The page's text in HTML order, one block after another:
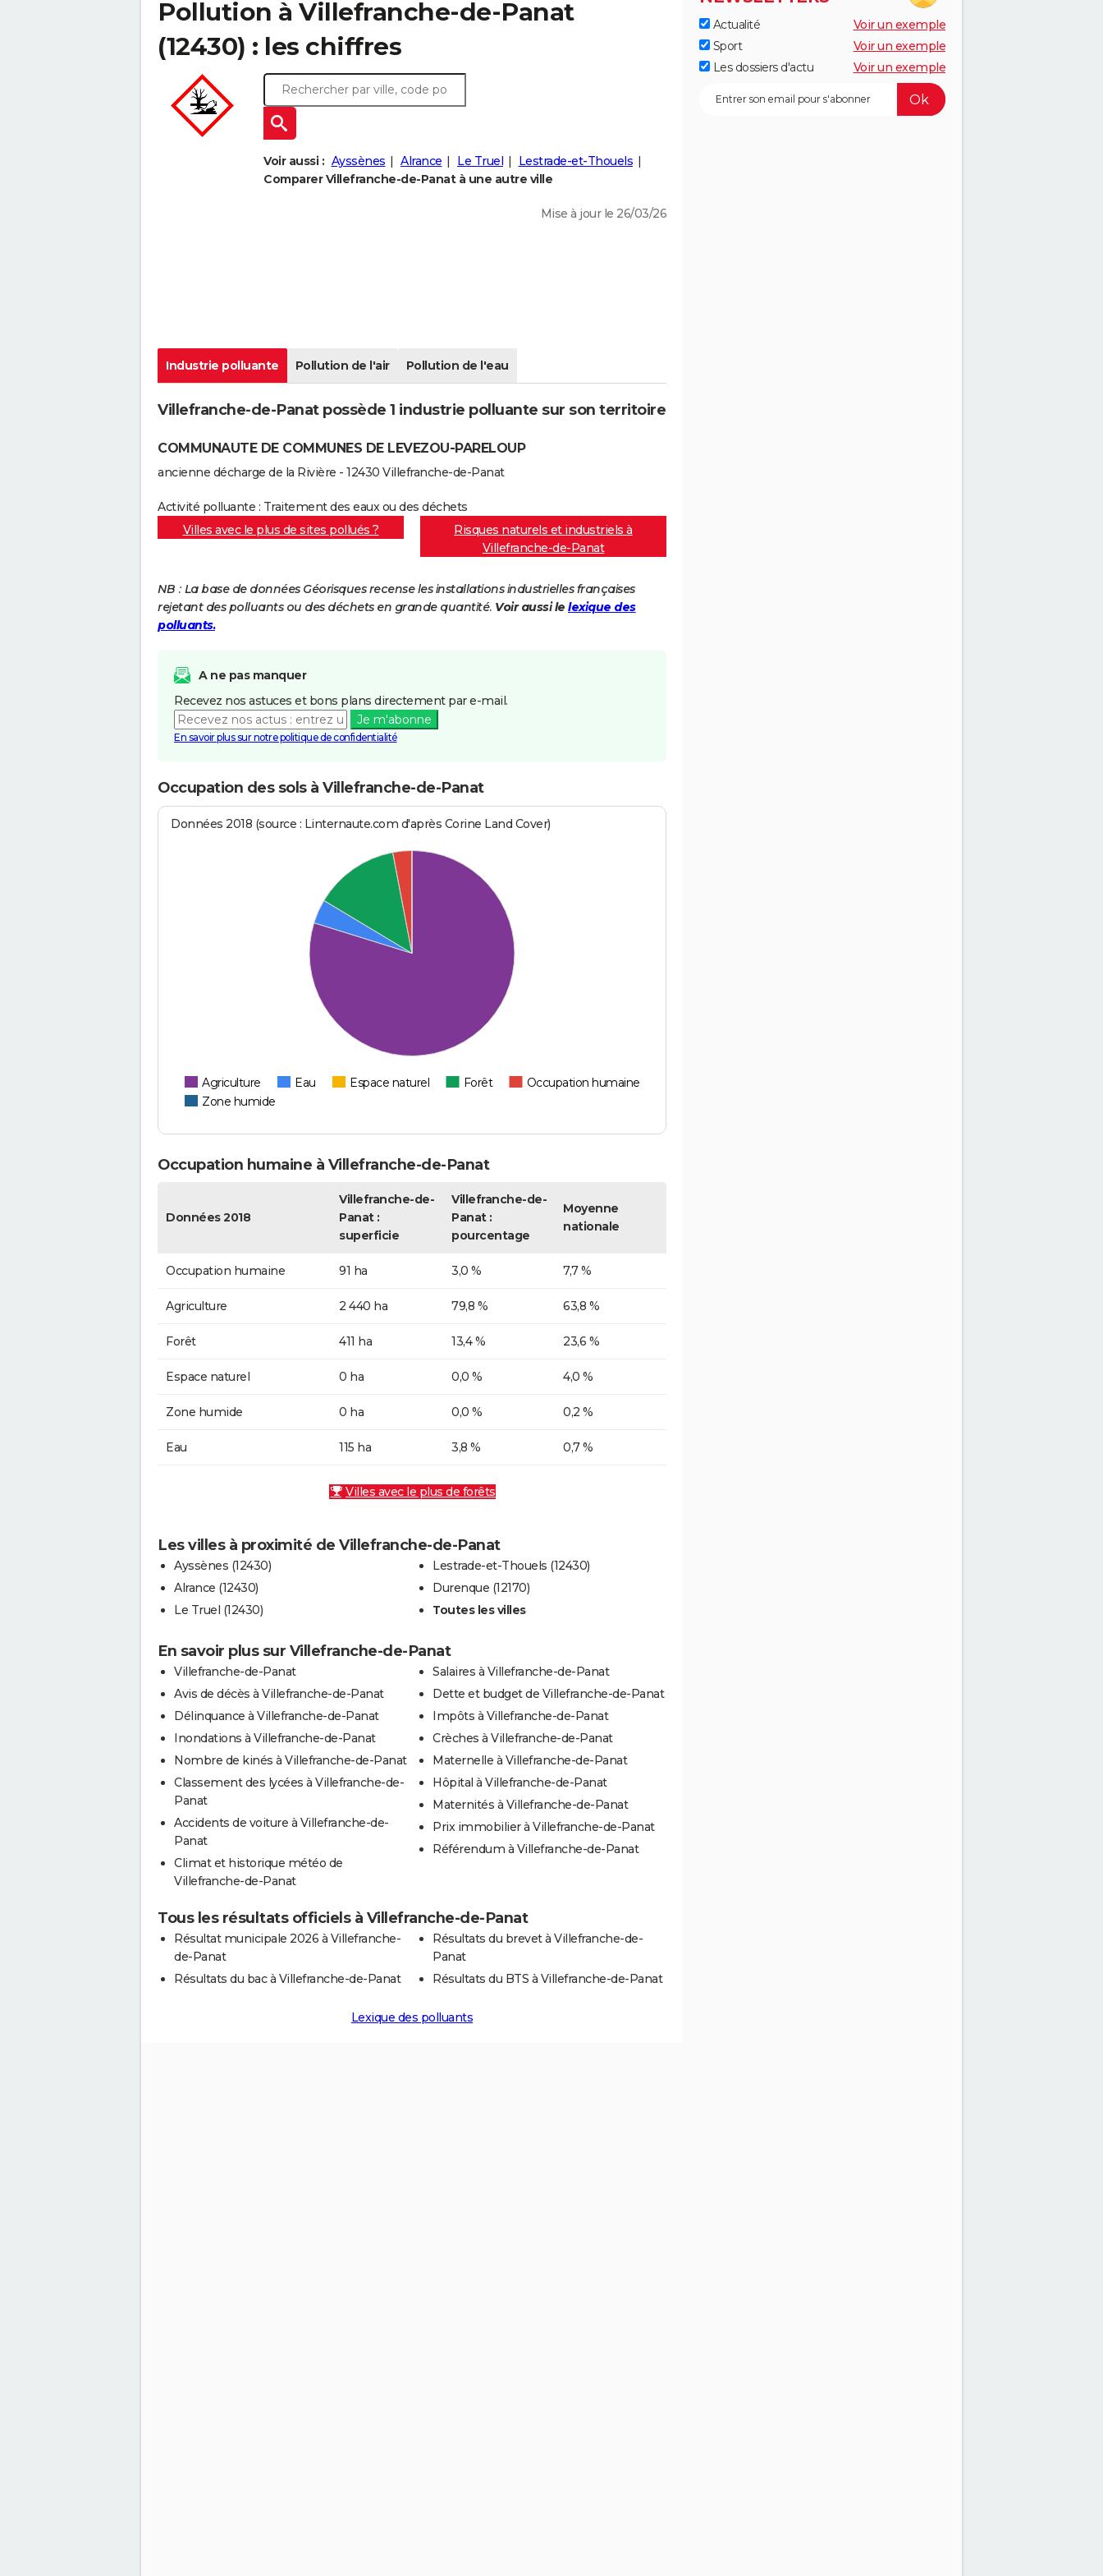
Pollution à Villefranche-de-Panat
(12430) : les chiffres
Voir aussi : Ayssènes Alrance Le Truel
Lestrade-et-Thouels
Comparer Villefranche-de-Panat à une autre ville
Mise à jour le 26/03/26
Industrie polluante Pollution de l'air Pollution de l'eau
Villefranche-de-Panat possède 1 industrie polluante sur son territoire
COMMUNAUTE DE COMMUNES DE LEVEZOU-PARELOUP
ancienne décharge de la Rivière - 12430 Villefranche-de-Panat
Activité polluante : Traitement des eaux ou des déchets
Villes avec le plus de sites pollués ?
Risques naturels et industriels à
Villefranche-de-Panat
NB : La base de données Géorisques recense les installations industrielles françaises
rejetant des polluants ou des déchets en grande quantité. Voir aussi le lexique des
polluants.
A ne pas manquer
Recevez nos astuces et bons plans directement par e-mail.
Je m'abonne
En savoir plus sur notre politique de confidentialité
Occupation des sols à Villefranche-de-Panat
Données 2018 (source : Linternaute.com d'après Corine Land Cover)
Agriculture Eau Espace naturel Forêt
Occupation humaine
Zone humide
Occupation humaine à Villefranche-de-Panat
Données 2018
Villefranche-de-
Panat :
superficie
Villefranche-de-
Panat :
pourcentage
Moyenne
nationale
Occupation humaine 91 ha 3,0 % 7,7 %
Agriculture 2 440 ha 79,8 % 63,8 %
Forêt 411 ha 13,4 % 23,6 %
Espace naturel 0 ha 0,0 % 4,0 %
Zone humide 0 ha 0,0 % 0,2 %
Eau 115 ha 3,8 % 0,7 %
Villes avec le plus de forêts
Les villes à proximité de Villefranche-de-Panat
Ayssènes (12430)
Alrance (12430)
Le Truel (12430)
Lestrade-et-Thouels (12430)
Durenque (12170)
Toutes les villes
En savoir plus sur Villefranche-de-Panat
Villefranche-de-Panat
Avis de décès à Villefranche-de-Panat
Délinquance à Villefranche-de-Panat
Inondations à Villefranche-de-Panat
Nombre de kinés à Villefranche-de-Panat
Classement des lycées à Villefranche-de-
Panat
Accidents de voiture à Villefranche-de-
Panat
Climat et historique météo de
Villefranche-de-Panat
Salaires à Villefranche-de-Panat
Dette et budget de Villefranche-de-Panat
Impôts à Villefranche-de-Panat
Crèches à Villefranche-de-Panat
Maternelle à Villefranche-de-Panat
Hôpital à Villefranche-de-Panat
Maternités à Villefranche-de-Panat
Prix immobilier à Villefranche-de-Panat
Référendum à Villefranche-de-Panat
Tous les résultats officiels à Villefranche-de-Panat
Résultat municipale 2026 à Villefranche-
de-Panat
Résultats du bac à Villefranche-de-Panat
Résultats du brevet à Villefranche-de-
Panat
Résultats du BTS à Villefranche-de-Panat
Lexique des polluants
Actualité
Voir un exemple
Sport
Voir un exemple
Les dossiers d'actu
Voir un exemple